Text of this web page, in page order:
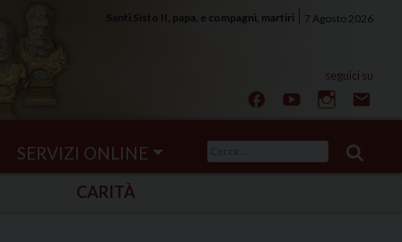
7 Agosto 2026
Santi Sisto II, papa, e compagni, martiri
SERVIZI ONLINE
per:
CARITÀ